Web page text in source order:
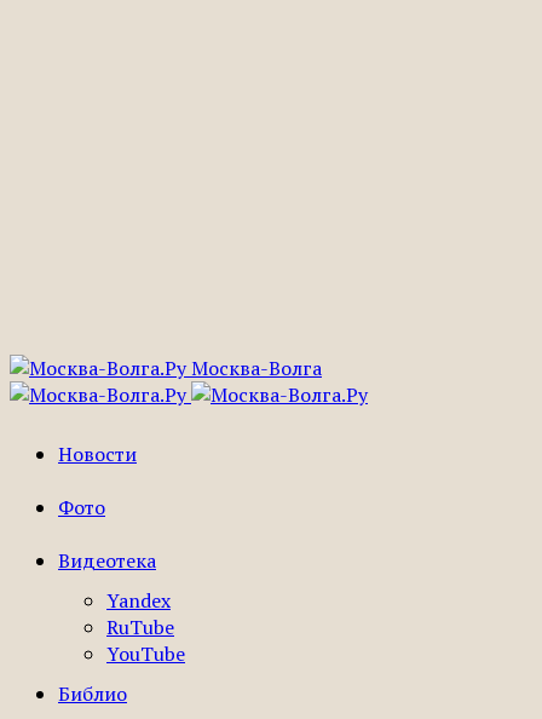
Москва-Волга
Новости
Фото
Видеотека
Yandex
RuTube
YouTube
Библио